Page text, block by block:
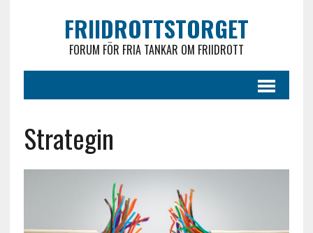
FRIIDROTTSTORGET
FORUM FÖR FRIA TANKAR OM FRIIDROTT
Strategin